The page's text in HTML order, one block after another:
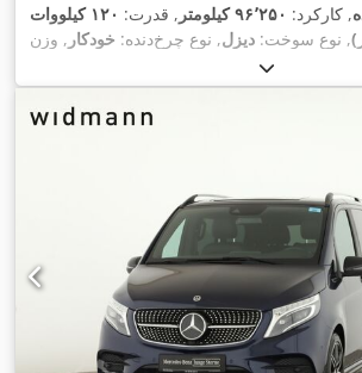
, کارکرد: ۹۶٬۲۵۰ کیلومتر , قدرت:
۱۲۰ کیلووات
, نوع سوخت: دیزل, نوع چرخ‌دنده: خودکار , وزن
, ثبت‌نام اولیه:
تعلیق:فولاد, تعداد صندلی‌ها:۷, سوخت:دیزل,
تجهیزات:اِی‌بی‌اِس‎, تهویه مطبوع, در کشویی, رایانه‌ی روی برد,